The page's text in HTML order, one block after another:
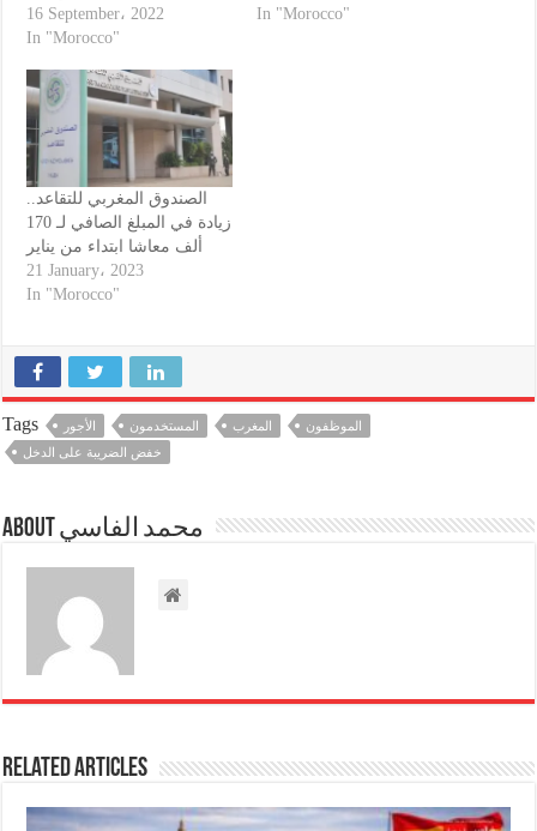
16 September، 2022
In "Morocco"
In "Morocco"
الصندوق المغربي للتقاعد..
زيادة في المبلغ الصافي لـ 170
ألف معاشا ابتداء من يناير
21 January، 2023
In "Morocco"
Tags الأجور المستخدمون المغرب
الموظفون
خفض الضريبة على الدخل
About محمد الفاسي
Related Articles